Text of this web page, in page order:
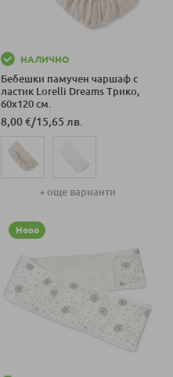
НАЛИЧНО
Бебешки памучен чаршаф с
ластик Lorelli Dreams Трико,
60x120 см.
8,00 €/15,65 лв.
+ още варианти
Ново